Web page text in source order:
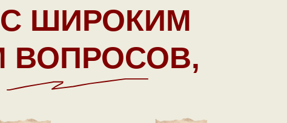
ШИРОКИМ
ВОПРОСОВ,